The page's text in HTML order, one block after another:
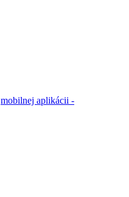
mobilnej aplikácii -